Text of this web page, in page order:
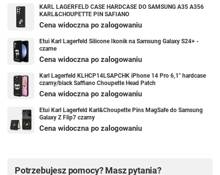
KARL LAGERFELD CASE HARDCASE DO SAMSUNG A35 A356
KARL&CHOUPETTE PIN SAFIANO
Cena widoczna po zalogowaniu
Etui Karl Lagerfeld Silicone Ikonik na Samsung Galaxy S24+ -
czarne
Cena widoczna po zalogowaniu
Karl Lagerfeld KLHCP14LSAPCHK iPhone 14 Pro 6,1" hardcase
czarny/black Saffiano Choupette Head Patch
Cena widoczna po zalogowaniu
Etui Karl Lagerfeld Karl&Choupette Pins MagSafe do Samsung
Galaxy Z Flip7 czarny
Cena widoczna po zalogowaniu
Potrzebujesz pomocy? Masz pytania?